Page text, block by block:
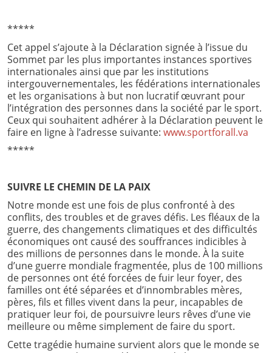
*****
Cet appel s’ajoute à la Déclaration signée à l’issue du
Sommet par les plus importantes instances sportives
internationales ainsi que par les institutions
intergouvernementales, les fédérations internationales
et les organisations à but non lucratif œuvrant pour
l’intégration des personnes dans la société par le sport.
Ceux qui souhaitent adhérer à la Déclaration peuvent le
faire en ligne à l’adresse suivante: www.sportforall.va
*****
SUIVRE LE CHEMIN DE LA PAIX
Notre monde est une fois de plus confronté à des
conflits, des troubles et de graves défis. Les fléaux de la
guerre, des changements climatiques et des difficultés
économiques ont causé des souffrances indicibles à
des millions de personnes dans le monde. À la suite
d’une guerre mondiale fragmentée, plus de 100 millions
de personnes ont été forcées de fuir leur foyer, des
familles ont été séparées et d’innombrables mères,
pères, fils et filles vivent dans la peur, incapables de
pratiquer leur foi, de poursuivre leurs rêves d’une vie
meilleure ou même simplement de faire du sport.
Cette tragédie humaine survient alors que le monde se